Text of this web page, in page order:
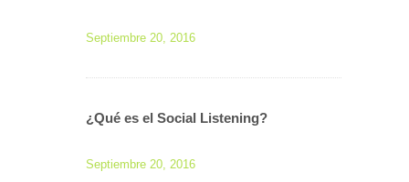
Septiembre 20, 2016
¿Qué es el Social Listening?
Septiembre 20, 2016